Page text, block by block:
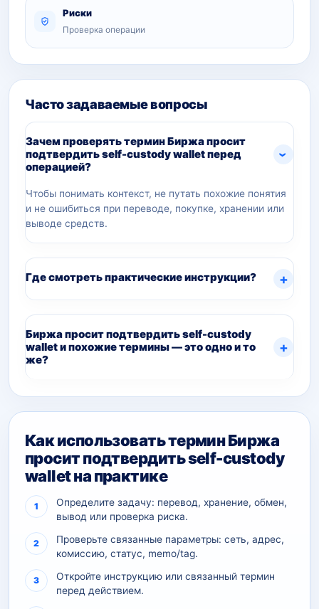
Риски
Проверка операции
Часто задаваемые вопросы
Зачем проверять термин Биржа просит
подтвердить self-custody wallet перед
операцией?
Чтобы понимать контекст, не путать похожие понятия
и не ошибиться при переводе, покупке, хранении или
выводе средств.
Где смотреть практические инструкции?
Биржа просит подтвердить self-custody
wallet и похожие термины — это одно и то
же?
Как использовать термин Биржа
просит подтвердить self-custody
wallet на практике
Определите задачу: перевод, хранение, обмен,
вывод или проверка риска.
Проверьте связанные параметры: сеть, адрес,
комиссию, статус, memo/tag.
Откройте инструкцию или связанный термин
перед действием.